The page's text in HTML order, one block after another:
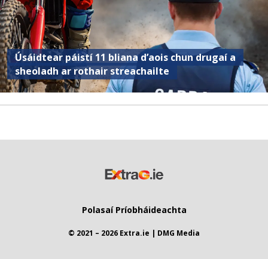
Úsáidtear páistí 11 bliana d’aois chun drugaí a
sheoladh ar rothair streachailte
Polasaí Príobháideachta
© 2021 – 2026 Extra.ie | DMG Media